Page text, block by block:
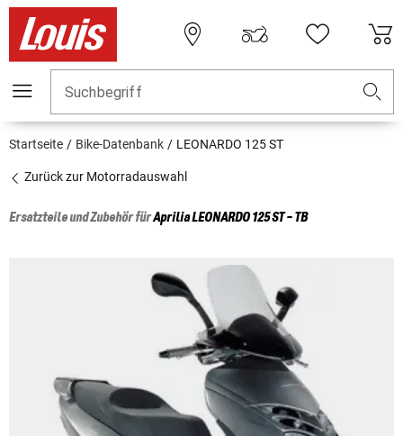
Suchbegriff
Startseite Bike-Datenbank LEONARDO 125 ST
Zurück zur Motorradauswahl
Ersatzteile und Zubehör fürApriliaLEONARDO 125 ST - TB